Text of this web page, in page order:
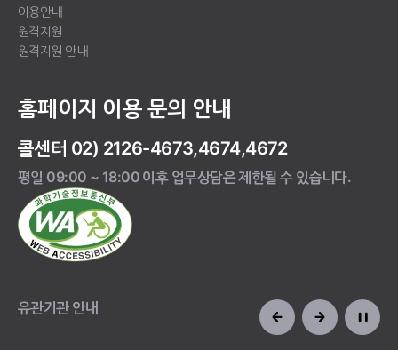
이용안내
원격지원
원격지원 안내
홈페이지 이용 문의 안내
콜센터 02) 2126-4673,4674,4672
평일 09:00 ~ 18:00 이후 업무상담은 제한될 수 있습니다.
유관기관 안내